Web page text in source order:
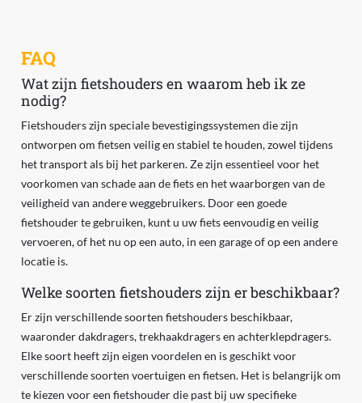
FAQ
Wat zijn fietshouders en waarom heb ik ze
nodig?
Fietshouders zijn speciale bevestigingssystemen die zijn
ontworpen om fietsen veilig en stabiel te houden, zowel tijdens
het transport als bij het parkeren. Ze zijn essentieel voor het
voorkomen van schade aan de fiets en het waarborgen van de
veiligheid van andere weggebruikers. Door een goede
fietshouder te gebruiken, kunt u uw fiets eenvoudig en veilig
vervoeren, of het nu op een auto, in een garage of op een andere
locatie is.
Welke soorten fietshouders zijn er beschikbaar?
Er zijn verschillende soorten fietshouders beschikbaar,
waaronder dakdragers, trekhaakdragers en achterklepdragers.
Elke soort heeft zijn eigen voordelen en is geschikt voor
verschillende soorten voertuigen en fietsen. Het is belangrijk om
te kiezen voor een fietshouder die past bij uw specifieke